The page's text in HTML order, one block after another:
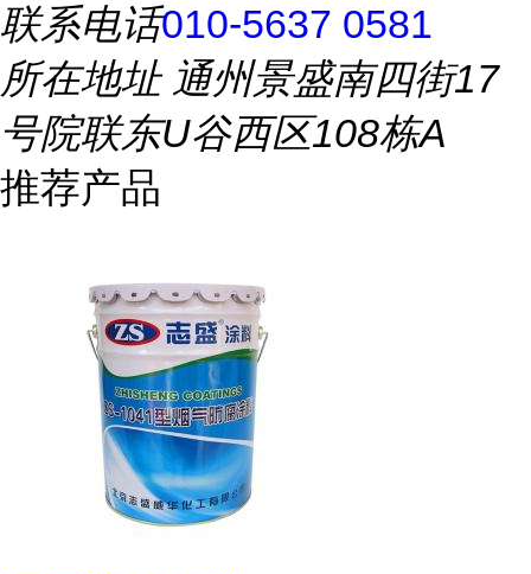
联系电话010-5637 0581
所在地址通州景盛南四街17
号院联东U谷西区108栋A
推荐产品